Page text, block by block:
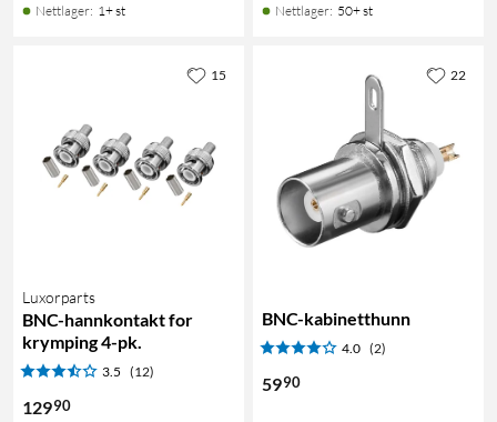
Nettlager: 1+ st Nettlager: 50+ st
Luxorparts
BNC-hannkontakt for
krymping 4-pk.
3.5 (12)
12990
15
BNC-kabinetthunn
4.0 (2)
5990
22